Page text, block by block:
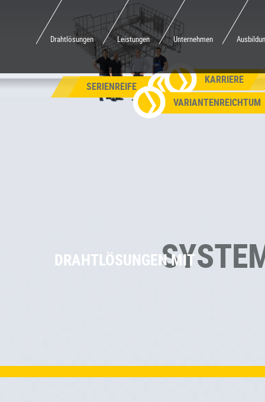
Drahtlösungen Leistungen Unternehmen
SERIENREIFE
KARRIERE
VARIANTENREICHTUM
DRAHTLÖSUNGEN MIT